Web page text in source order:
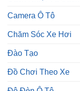
Đồ Chơi Theo Xe
Độ Đèn Ô Tô
Độ Mâm Ô Tô
Dự Án Đã Triển Khai
Google Shopping